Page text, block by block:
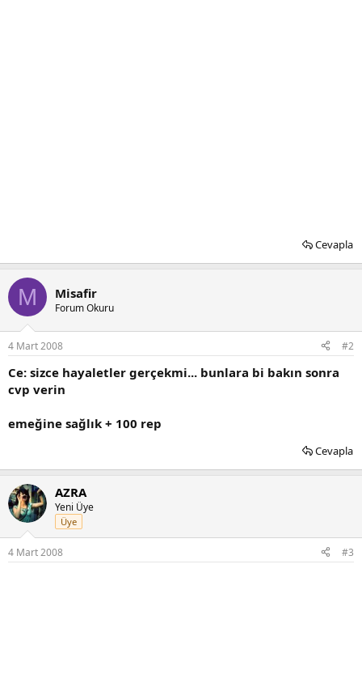
Cevapla
M Misafir
Forum Okuru
4 Mart 2008 #2
Ce: sizce hayaletler gerçekmi... bunlara bi bakın sonra
cvp verin
emeğine sağlık + 100 rep
Cevapla
AZRA
Yeni Üye
Üye
4 Mart 2008 #3